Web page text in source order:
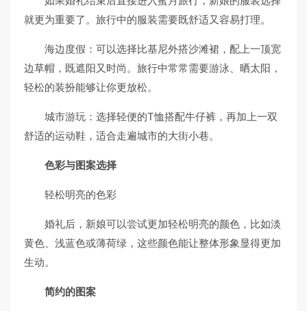
就更为重要了。旅行中的服装需要既舒适又容易打理。
海边度假：可以选择比基尼外搭沙滩裙，配上一顶宽
边草帽，既遮阳又时尚。旅行中常常需要游泳、晒太阳，
轻松的装扮能够让你更放松。
城市游玩：选择轻便的T恤搭配牛仔裤，再加上一双
舒适的运动鞋，适合走遍城市的大街小巷。
色彩与图案选择
轻松明亮的色彩
婚礼后，新娘可以尝试更加轻松明亮的颜色，比如淡
黄色、浅蓝色或薄荷绿，这些颜色能让整体形象显得更加
生动。
简约的图案